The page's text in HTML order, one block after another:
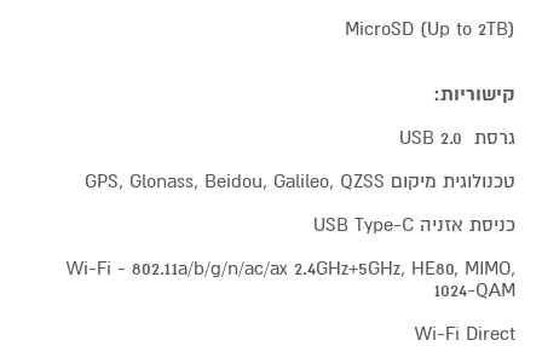
MicroSD (Up to 2TB)
קישוריות:
גרסת USB 2.0
טכנולוגית מיקום GPS, Glonass, Beidou, Galileo, QZSS
כניסת אזניה USB Type-C
Wi-Fi - 802.11a/b/g/n/ac/ax 2.4GHz+5GHz, HE80, MIMO,
1024-QAM
Wi-Fi Direct